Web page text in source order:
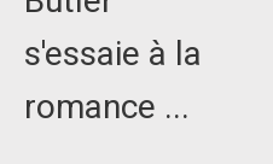
s'essaie à la
romance ...